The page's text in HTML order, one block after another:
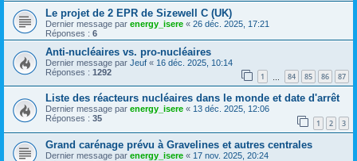
Le projet de 2 EPR de Sizewell C (UK)
Dernier message par energy_isere « 26 déc. 2025, 17:21
Réponses : 6
Anti-nucléaires vs. pro-nucléaires
Dernier message par Jeuf « 16 déc. 2025, 10:14
Réponses : 1292 1 84 85 86 87
Liste des réacteurs nucléaires dans le monde et date d'arrêt
Dernier message par energy_isere « 13 déc. 2025, 12:06
Réponses : 35 1 2 3
Grand carénage prévu à Gravelines et autres centrales
Dernier message par energy_isere « 17 nov. 2025, 20:24